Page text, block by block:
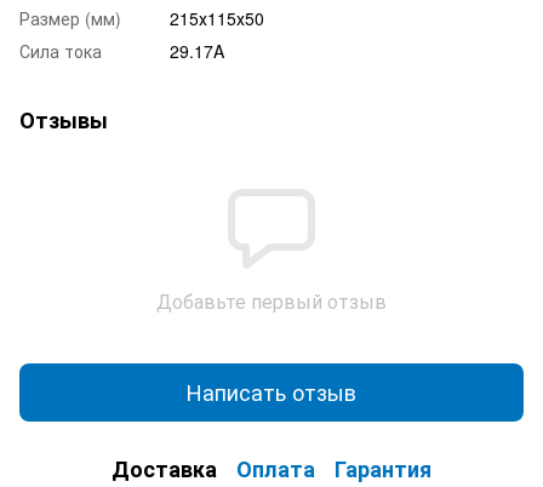
Размер (мм)
215х115х50
Сила тока
29.17A
Отзывы
Добавьте первый отзыв
Написать отзыв
Доставка Оплата Гарантия